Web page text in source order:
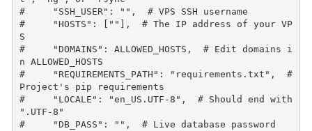
#     "SSH_USER": "",  # VPS SSH username
#     "HOSTS": [""],  # The IP address of your VP
S
#     "DOMAINS": ALLOWED_HOSTS,  # Edit domains i
n ALLOWED_HOSTS
#     "REQUIREMENTS_PATH": "requirements.txt",  #
Project's pip requirements
#     "LOCALE": "en_US.UTF-8",  # Should end with
".UTF-8"
#     "DB_PASS": "",  # Live database password